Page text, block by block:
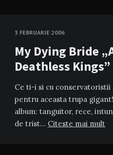
3 FEBRUARIE 2006
My Dying Bride
Deathless Kings”
Ce ti-i si cu
pentru aceasta trupa
album: tanguitor, rece,
de trist… Citeste mai mult